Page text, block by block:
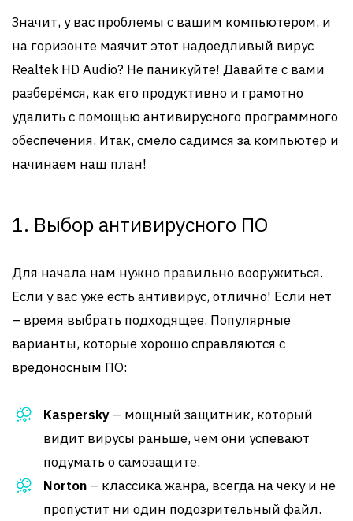
Значит, у вас проблемы с вашим компьютером, и
на горизонте маячит этот надоедливый вирус
Realtek HD Audio? Не паникуйте! Давайте с вами
разберёмся, как его продуктивно и грамотно
удалить с помощью антивирусного программного
обеспечения. Итак, смело садимся за компьютер и
начинаем наш план!
1. Выбор антивирусного ПО
Для начала нам нужно правильно вооружиться.
Если у вас уже есть антивирус, отлично! Если нет
– время выбрать подходящее. Популярные
варианты, которые хорошо справляются с
вредоносным ПО:
Kaspersky – мощный защитник, который
видит вирусы раньше, чем они успевают
подумать о самозащите.
Norton – классика жанра, всегда на чеку и не
пропустит ни один подозрительный файл.